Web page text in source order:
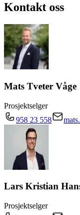
Kontakt oss
Mats Tveter Våge
Prosjektselger
958 23 558
Lars Kristian
Prosjektselger